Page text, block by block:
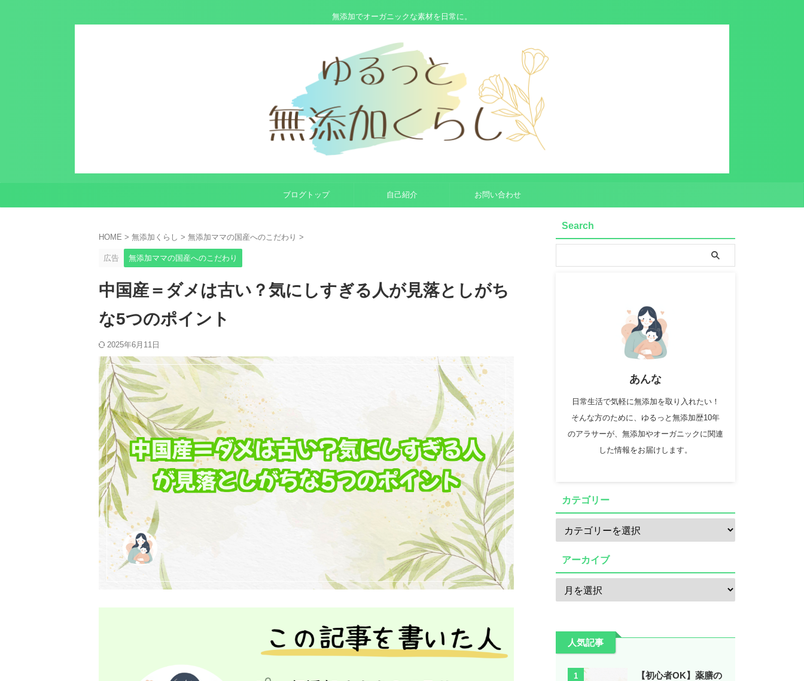
無添加でオーガニックな素材を日常に。
ブログトップ 自己紹介 お問い合わせ
HOME > 無添加くらし > 無添加ママの国産へのこだわり >
広告 無添加ママの国産へのこだわり
中国産＝ダメは古い？気にしすぎる人が見落としがち
な5つのポイント
2025年6月11日
Search
あんな
日常生活で気軽に無添加を取り入れたい！
そんな方のために、ゆるっと無添加歴10年
のアラサーが、無添加やオーガニックに関連
した情報をお届けします。
カテゴリー
アーカイブ
人気記事
1
【初心者OK】薬膳の